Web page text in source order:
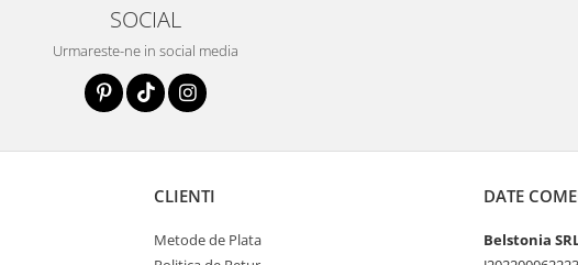
SOCIAL
Urmareste-ne in social media
CLIENTI
Metode de Plata
DATE
Belstonia